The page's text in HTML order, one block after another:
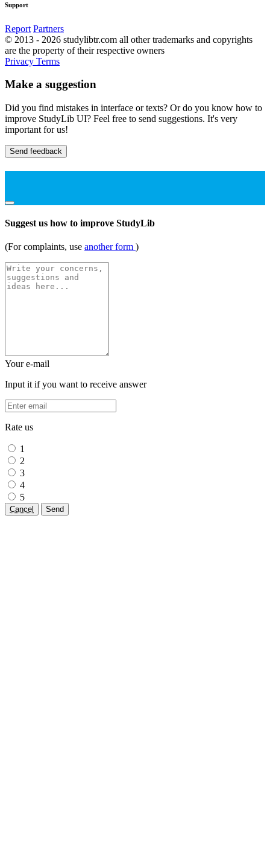
Support
Report Partners
© 2013 - 2026 studylibtr.com all other trademarks and copyrights
are the property of their respective owners
Privacy Terms
Make a suggestion
Did you find mistakes in interface or texts? Or do you know how to
improve StudyLib UI? Feel free to send suggestions. It's very
important for us!
Send feedback
Suggest us how to improve StudyLib
(For complaints, use another form )
Your e-mail
Input it if you want to receive answer
Rate us
1
2
3
4
5
Cancel Send